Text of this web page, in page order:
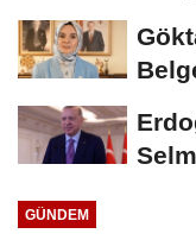
GÜNDEM